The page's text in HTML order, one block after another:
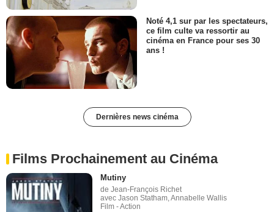
Noté 4,1 sur par les spectateurs,
ce film culte va ressortir au
cinéma en France pour ses 30
ans !
Dernières news cinéma
Films Prochainement au Cinéma
Mutiny
de Jean-François Richet
avec Jason Statham, Annabelle Wallis
Film - Action